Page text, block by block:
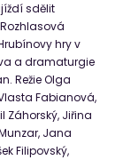
sdělit
hry v
a dramaturgie
Režie Olga
Fabianová,
Záhorský, Jiřina
Jana
Filipovský,